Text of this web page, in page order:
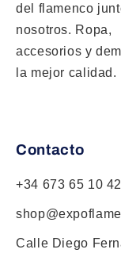
del flamenco
nosotros. Ropa,
accesorios y
la mejor calidad.
Contacto
+34 673 65 10 42
Calle Diego